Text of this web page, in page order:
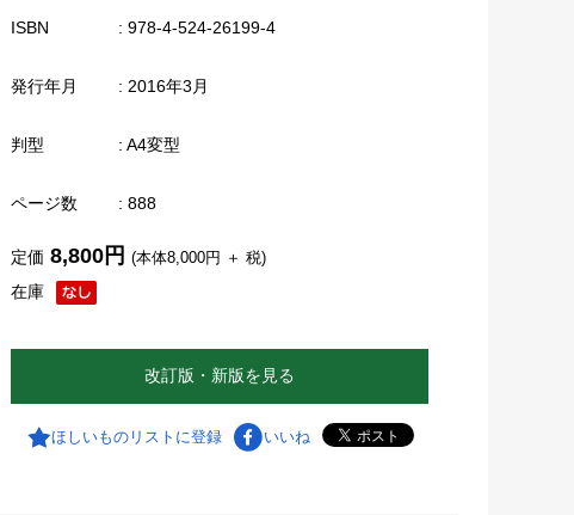
ISBN : 978-4-524-26199-4
発行年月 : 2016年3月
判型 : A4変型
ページ数 : 888
在庫
定価 8,800円 (本体8,000円 ＋ 税)
改訂版・新版を見る
ほしいものリストに登録 いいね